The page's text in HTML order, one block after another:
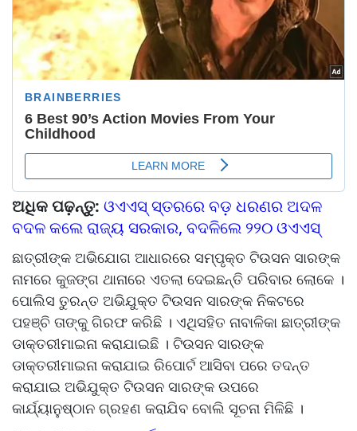
ଅଧିକ ପଢ଼ନ୍ତୁ: ଓଏଏସ୍‌‌ ସ୍ତରରେ ବଡ଼ ଧରଣର ଅଦଳ
ବଦଳ କଲେ ରାଜ୍ୟ ସରକାର, ବଦଳିଲେ ୨୨୦ ଓଏଏସ୍‌
ଛାତ୍ରୀଙ୍କ ଅଭିଯୋଗ ଆଧାରରେ ସମ୍ପୃକ୍ତ ଟିଉସନ ସାରଙ୍କ
ନାମରେ କୁଜଙ୍ଗ ଥାନାରେ ଏତଲା ଦେଇଛନ୍ତି ପରିବାର ଲୋକେ ।
ପୋଲିସ ତୁରନ୍ତ ଅଭିଯୁକ୍ତ ଟିଉସନ ସାରଙ୍କ ନିକଟରେ
ପହଞ୍ଚି ତାଙ୍କୁ ଗିରଫ କରିଛି । ଏଥିସହିତ ନାବାଳିକା ଛାତ୍ରୀଙ୍କ
ଡାକ୍ତରୀମାଇନା କରାଯାଇଛି । ଟିଉସନ ସାରଙ୍କ
ଡାକ୍ତରୀମାଇନା କରାଯାଇ ରିପୋର୍ଟ ଆସିବା ପରେ ତଦନ୍ତ
କରାଯାଇ ଅଭିଯୁକ୍ତ ଟିଉସନ ସାରଙ୍କ ଉପରେ
କାର୍ଯ୍ୟାନୁଷ୍ଠାନ ଗ୍ରହଣ କରାଯିବ ବୋଲି ସୂଚନା ମିଳିଛି ।